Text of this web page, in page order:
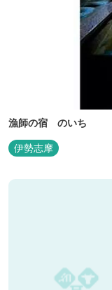
漁師の宿 のいち
伊勢志摩